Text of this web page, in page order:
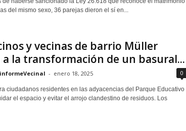
del mismo sexo, 36 parejas dieron el sí en...
y vecinas de barrio Müller
a la transformación de un basural...
informeVecinal - enero 18, 2025 0
ciudadanos residentes en las adyacencias del Parque Educativo
el espacio y evitar el arrojo clandestino de residuos. Los